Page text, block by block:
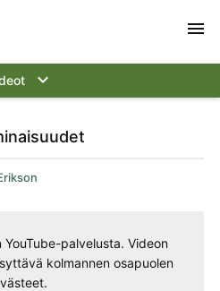
menu
keyboard_arrow_down
palvelusta. Videon
kolmannen osapuolen